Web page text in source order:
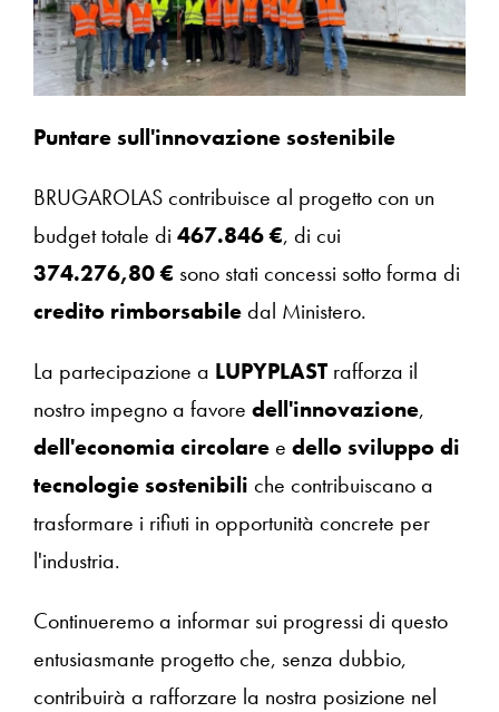
Puntare sull'innovazione sostenibile
BRUGAROLAS contribuisce al progetto con un
budget totale di 467.846 €, di cui
374.276,80 € sono stati concessi sotto forma di
credito rimborsabiledal Ministero.
La partecipazione a LUPYPLAST rafforza il
nostro impegno a favore dell'innovazione,
dell'economia circolaree dello sviluppo di
tecnologie sostenibili che contribuiscano a
trasformare i rifiuti in opportunità concrete per
l'industria.
Continueremo a informar sui progressi di questo
entusiasmante progetto che, senza dubbio,
contribuirà a rafforzare la nostra posizione nel